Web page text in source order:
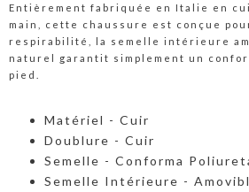
Entièrement fabriquée en Italie en
main, cette chaussure est conçue
respirabilité, la semelle intérieure
naturel garantit simplement un
pied.
Matériel - Cuir
Doublure - Cuir
Semelle - Conforma
Semelle Intérieure -